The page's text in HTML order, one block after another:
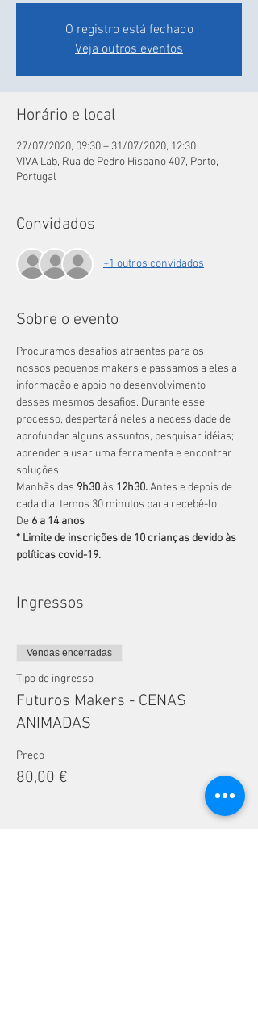
O registro está fechado
Veja outros eventos
Horário e local
27/07/2020, 09:30 – 31/07/2020, 12:30
VIVA Lab, Rua de Pedro Hispano 407, Porto,
Portugal
Convidados
+1 outros convidados
Sobre o evento
Procuramos desafios atraentes para os
nossos pequenos makers e passamos a eles a
informação e apoio no desenvolvimento
desses mesmos desafios. Durante esse
processo, despertará neles a necessidade de
aprofundar alguns assuntos, pesquisar idéias;
aprender a usar uma ferramenta e encontrar
soluções.
Manhãs das 9h30 às 12h30. Antes e depois de
cada dia, temos 30 minutos para recebê-lo.
De 6 a 14 anos
* Limite de inscrições de 10 crianças devido às
políticas covid-19.
Ingressos
Vendas encerradas
Tipo de ingresso
Futuros Makers - CENAS
ANIMADAS
Preço
80,00 €